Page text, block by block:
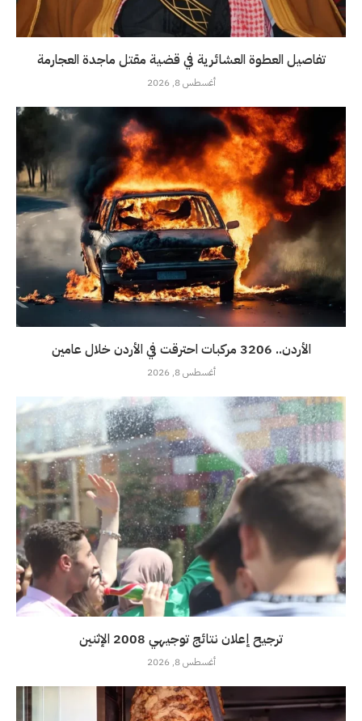
تفاصيل العطوة العشائرية في قضية مقتل ماجدة العجارمة
أغسطس 8, 2026
الأردن.. 3206 مركبات احترقت في الأردن خلال عامين
أغسطس 8, 2026
ترجيح إعلان نتائج توجيهي 2008 الإثنين
أغسطس 8, 2026